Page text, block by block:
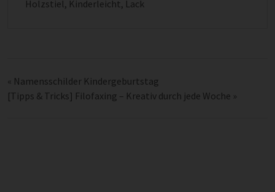
Holzstiel, Kinderleicht, Lack
« Namensschilder Kindergeburtstag
[Tipps & Tricks] Filofaxing – Kreativ durch jede Woche »